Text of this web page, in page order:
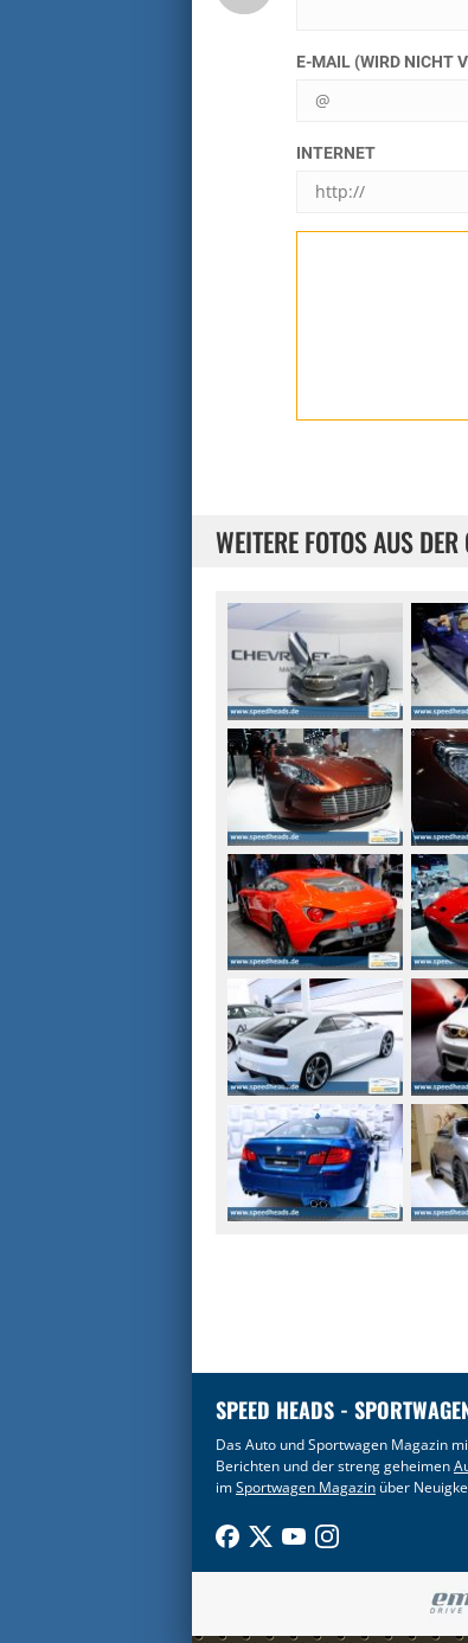
E-MAIL (WIRD NICHT
INTERNET
WEITERE FOTOS AUS DER
SPEED HEADS -
Das Auto und Sportwagen Magazin
Berichten und der streng geheimen
imSportwagen Magazin über